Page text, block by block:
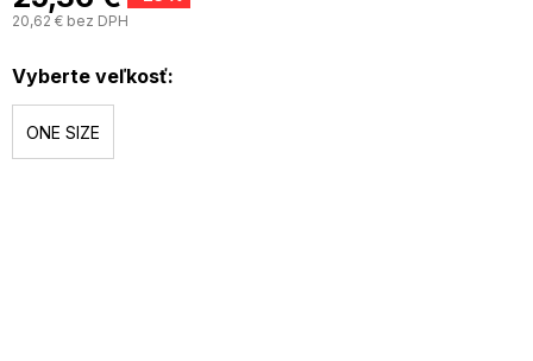
20,62 € bez DPH
Vyberte veľkosť:
ONE SIZE